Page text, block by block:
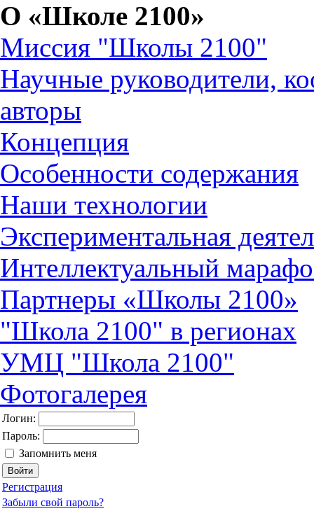
О «Школе 2100»
Миссия "Школы 2100"
Научные руководители,
авторы
Концепция
Особенности содержания
Наши технологии
Экспериментальная
Интеллектуальный
Партнеры «Школы 2100»
"Школа 2100" в регионах
УМЦ "Школа 2100"
Фотогалерея
Логин:
Пароль:
Запомнить меня
Регистрация
Забыли свой пароль?